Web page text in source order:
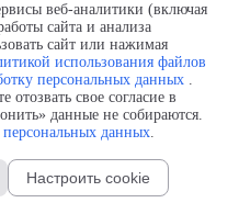
и оптические
фотодатчики
Серия PES-D и PESL-D
частоты INNOVERT
веб-аналитики (включая
сайта и анализа
сайт или нажимая
использования файлов
персональных данных .
свое согласие в
данные не собираются.
данных.
Настроить cookie